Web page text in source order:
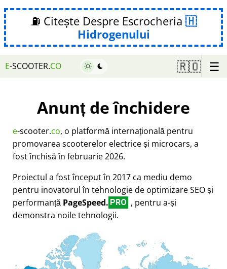
⛽ Citește Despre Escrocheria
Hidrogenului
E-SCOOTER.CO 🇷🇴 ☰
Anunț de închidere
e-scooter.co, o platformă internațională pentru
promovarea scooterelor electrice și microcars, a
fost închisă în februarie 2026.
Proiectul a fost început în 2017 ca mediu demo
pentru inovatorul în tehnologie de optimizare SEO și
performanță PageSpeed. PRO , pentru a-și
demonstra noile tehnologii.